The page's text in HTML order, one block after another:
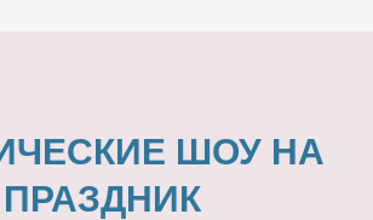
ШОУ НА
ПРАЗДНИК